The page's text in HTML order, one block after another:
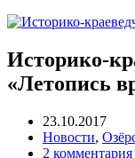
Историко-
«Летопись
23.10.2017
Новости,
2 комментария